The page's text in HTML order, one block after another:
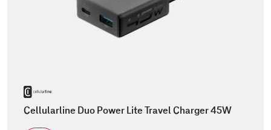
Cellularline Duo Power Lite Travel Charger 45W